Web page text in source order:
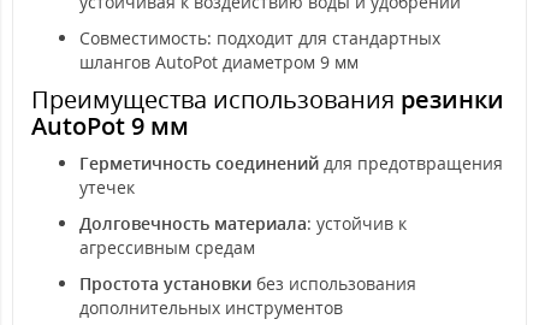
Совместимость: подходит для стандартных
шлангов AutoPot диаметром 9 мм
Преимущества использования резинки
AutoPot 9 мм
Герметичность соединений для предотвращения
утечек
Долговечность материала: устойчив к
агрессивным средам
Простота установки без использования
дополнительных инструментов